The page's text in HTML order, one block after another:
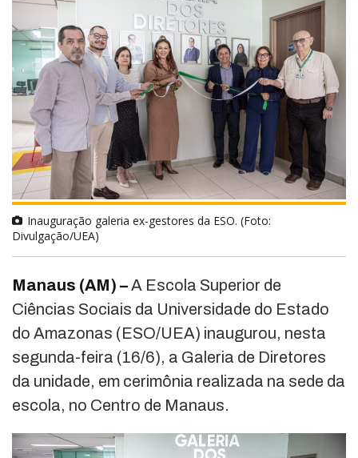
Inauguração galeria ex-gestores da ESO. (Foto:
Divulgação/UEA)
Manaus (AM) –A Escola Superior de
Ciências Sociais da Universidade do Estado
do Amazonas (ESO/UEA) inaugurou, nesta
segunda-feira (16/6), a Galeria de Diretores
da unidade, em cerimônia realizada na sede da
escola, no Centro de Manaus.